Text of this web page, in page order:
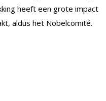
heeft een grote impact
aldus het Nobelcomité.